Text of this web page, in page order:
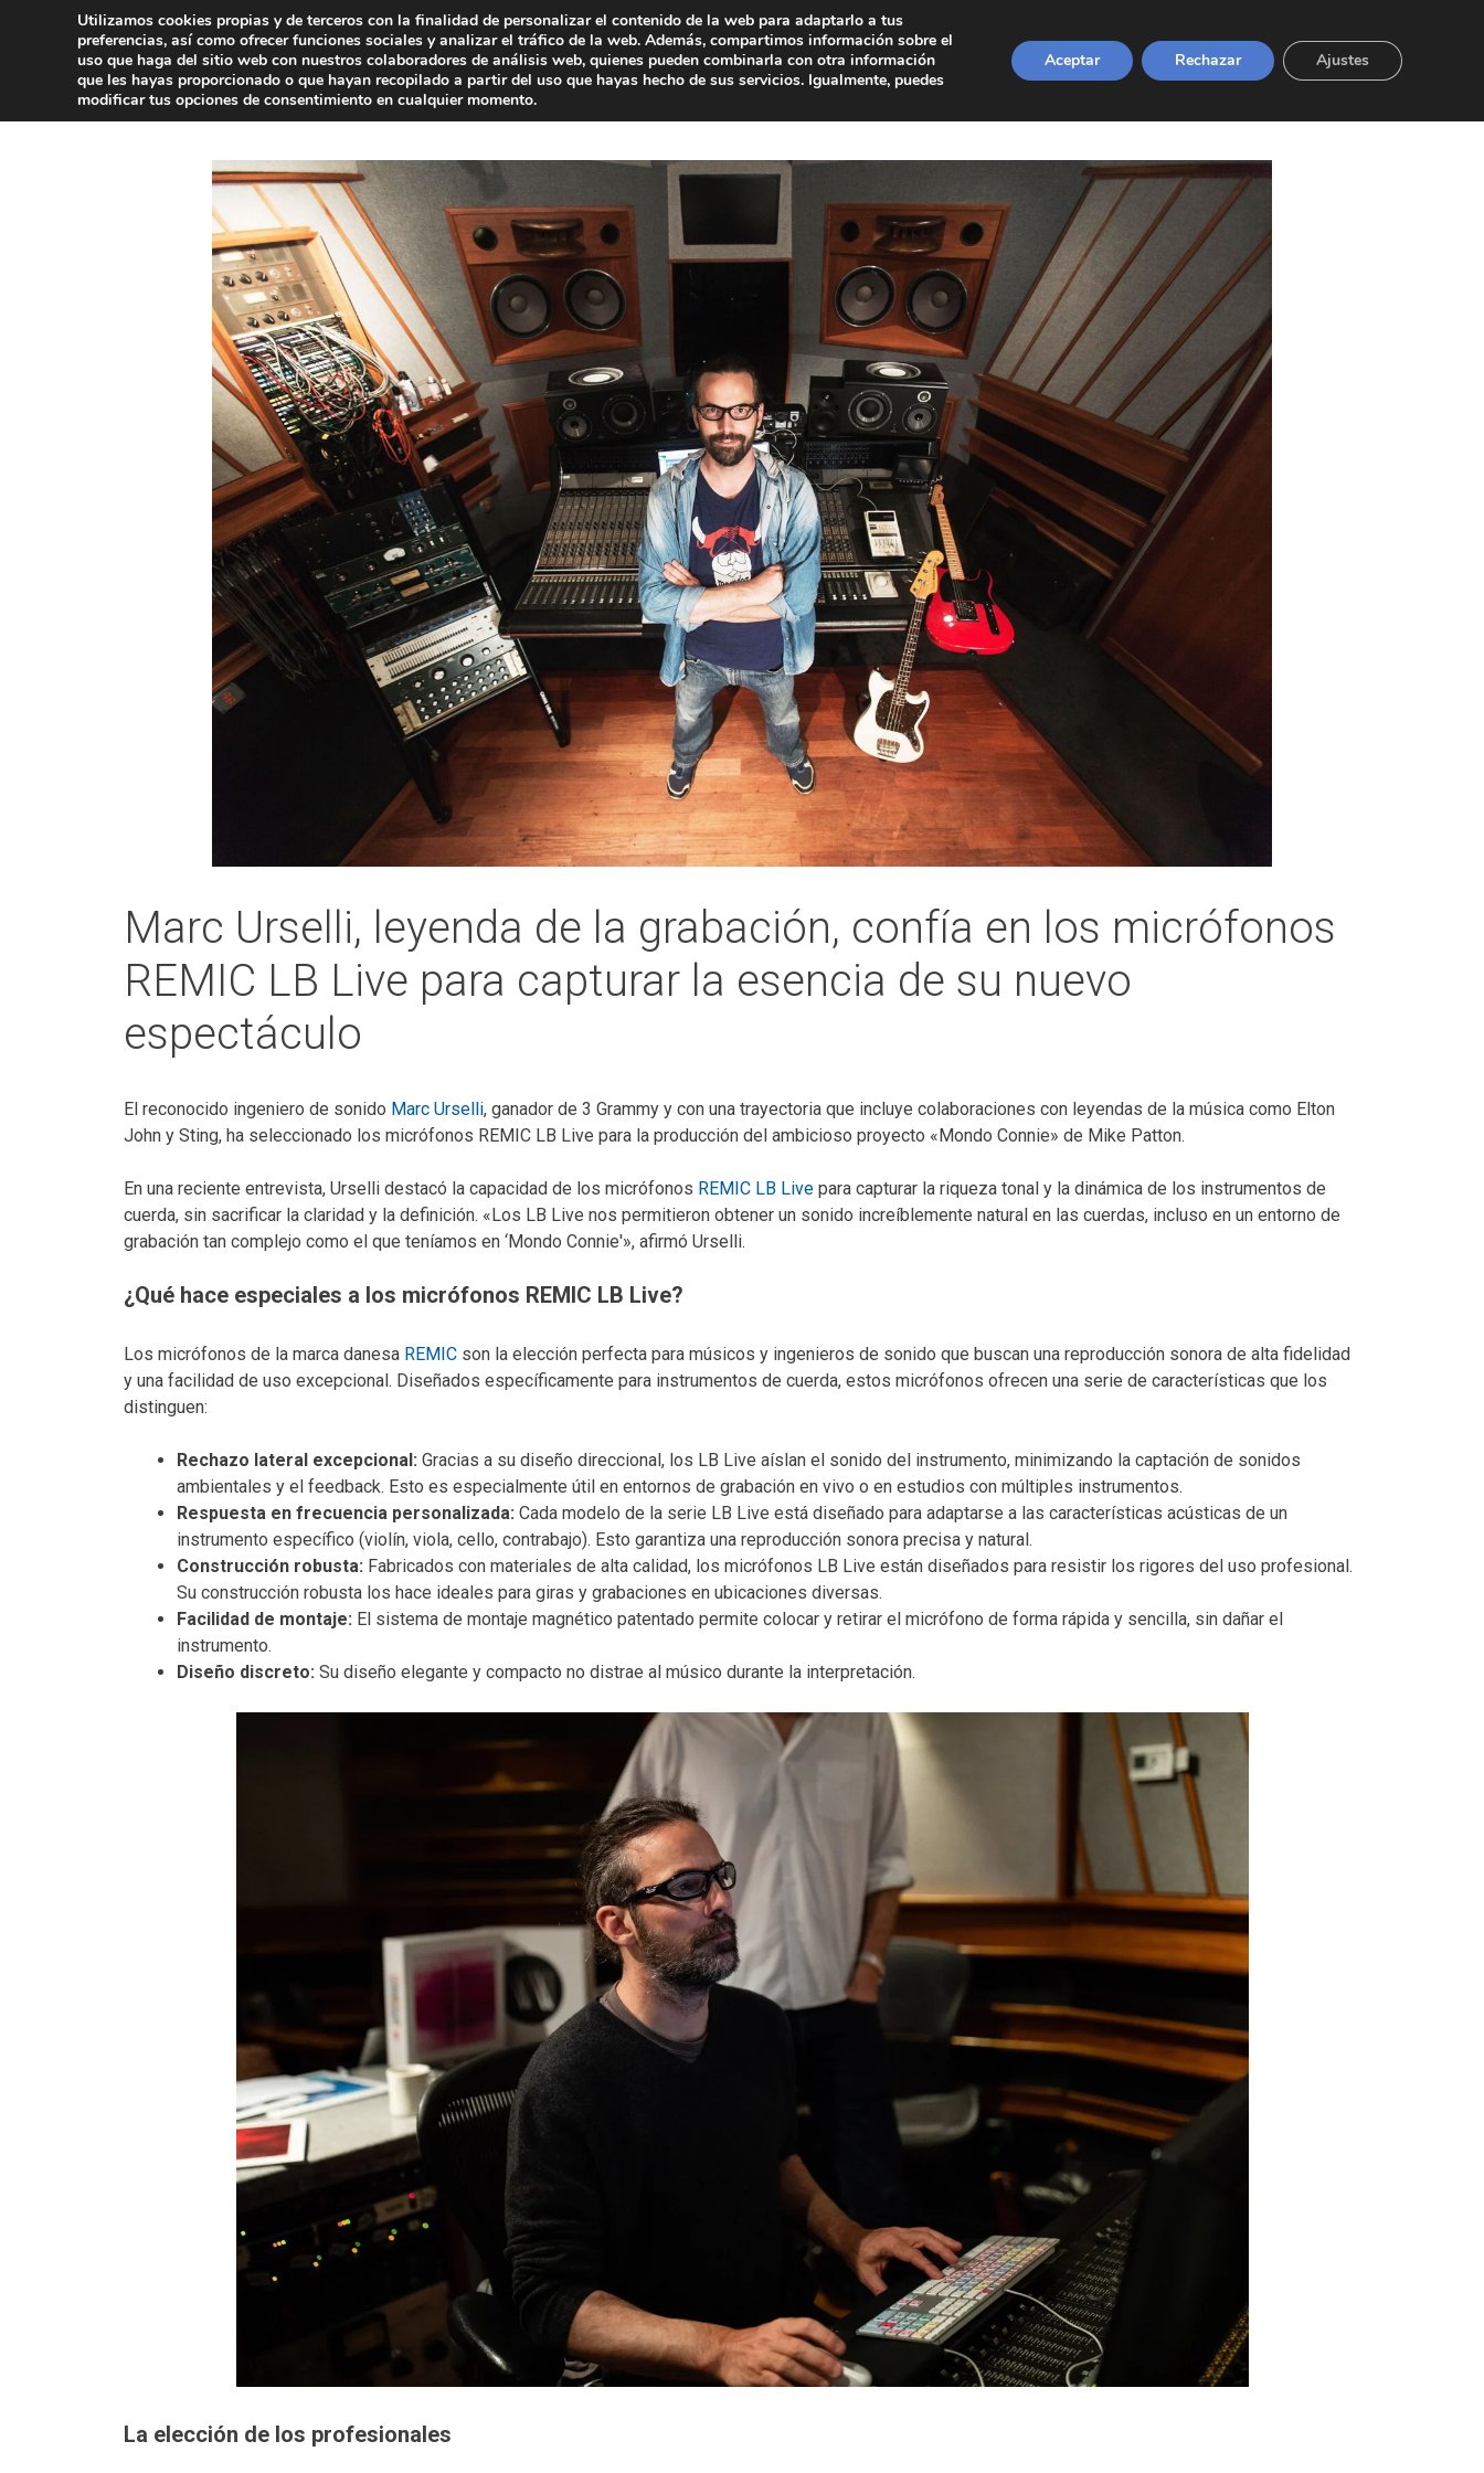
Marcas Noticias Escuela Contacto
Marc Urselli, leyenda de la grabación, confía en los micrófonos
REMIC LB Live para capturar la esencia de su nuevo
espectáculo
El reconocido ingeniero de sonido Marc Urselli, ganador de 3 Grammy y con una trayectoria que incluye colaboraciones con leyendas de la música como Elton
John y Sting, ha seleccionado los micrófonos REMIC LB Live para la producción del ambicioso proyecto «Mondo Connie» de Mike Patton.
En una reciente entrevista, Urselli destacó la capacidad de los micrófonos REMIC LB Live para capturar la riqueza tonal y la dinámica de los instrumentos de
cuerda, sin sacrificar la claridad y la definición. «Los LB Live nos permitieron obtener un sonido increíblemente natural en las cuerdas, incluso en un entorno de
grabación tan complejo como el que teníamos en ‘Mondo Connie'», afirmó Urselli.
¿Qué hace especiales a los micrófonos REMIC LB Live?
Los micrófonos de la marca danesa REMIC son la elección perfecta para músicos y ingenieros de sonido que buscan una reproducción sonora de alta fidelidad
y una facilidad de uso excepcional. Diseñados específicamente para instrumentos de cuerda, estos micrófonos ofrecen una serie de características que los
distinguen:
Rechazo lateral excepcional: Gracias a su diseño direccional, los LB Live aíslan el sonido del instrumento, minimizando la captación de sonidos
ambientales y el feedback. Esto es especialmente útil en entornos de grabación en vivo o en estudios con múltiples instrumentos.
Respuesta en frecuencia personalizada: Cada modelo de la serie LB Live está diseñado para adaptarse a las características acústicas de un
instrumento específico (violín, viola, cello, contrabajo). Esto garantiza una reproducción sonora precisa y natural.
Construcción robusta: Fabricados con materiales de alta calidad, los micrófonos LB Live están diseñados para resistir los rigores del uso profesional.
Su construcción robusta los hace ideales para giras y grabaciones en ubicaciones diversas.
Facilidad de montaje: El sistema de montaje magnético patentado permite colocar y retirar el micrófono de forma rápida y sencilla, sin dañar el
instrumento.
Diseño discreto: Su diseño elegante y compacto no distrae al músico durante la interpretación.
La elección de los profesionales
Utilizamos cookies propias y de terceros con la finalidad de personalizar el contenido de la web para adaptarlo a tus
preferencias, así como ofrecer funciones sociales y analizar el tráfico de la web. Además, compartimos información sobre el
uso que haga del sitio web con nuestros colaboradores de análisis web, quienes pueden combinarla con otra información
que les hayas proporcionado o que hayan recopilado a partir del uso que hayas hecho de sus servicios. Igualmente, puedes
modificar tus opciones de consentimiento en cualquier momento.
Aceptar Rechazar Ajustes